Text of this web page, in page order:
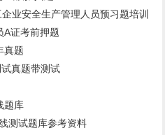
业安全生产管理人员预习题培训
A证考前押题
真题
真题带测试
题库
测试题库参考资料